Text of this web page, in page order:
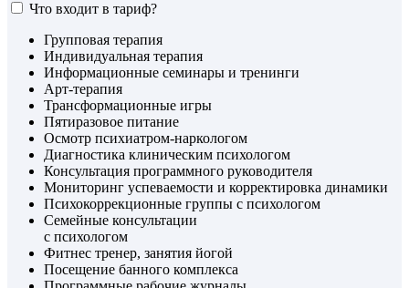
Что входит в тариф?
Групповая терапия
Индивидуальная терапия
Информационные семинары и тренинги
Арт-терапия
Трансформационные игры
Пятиразовое питание
Осмотр психиатром-наркологом
Диагностика клиническим психологом
Консультация программного руководителя
Мониторинг успеваемости и корректировка динамики
Психокоррекционные группы с психологом
Семейные консультации
с психологом
Фитнес тренер, занятия йогой
Посещение банного комплекса